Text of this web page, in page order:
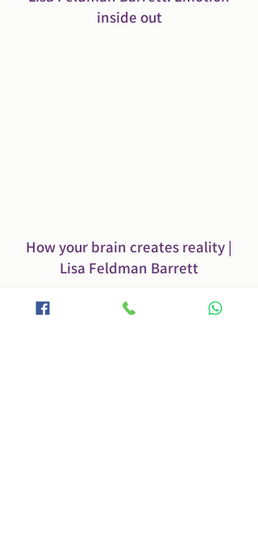
inside out
How your brain creates reality |
Lisa Feldman Barrett